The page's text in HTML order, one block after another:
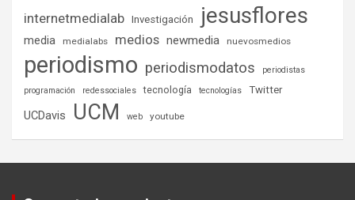
internetmedialab Investigación jesusflores
media medialabs medios newmedia nuevosmedios
periodismo periodismodatos
periodistas
programación
redessociales tecnología tecnologías Twitter
UCDavis UCM web youtube